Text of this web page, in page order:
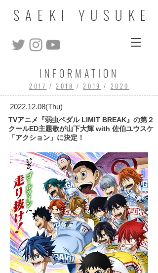
SAEKI YUSUKE
INFORMATION
2017 /2018 /2019 / 2020
2022.12.08(Thu)
TVアニメ『弱虫ペダル LIMIT BREAK』の第２
クールED主題歌が山下大輝 with 佐伯ユウスケ
「アクション」に決定！